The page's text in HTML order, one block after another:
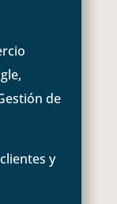
de
y